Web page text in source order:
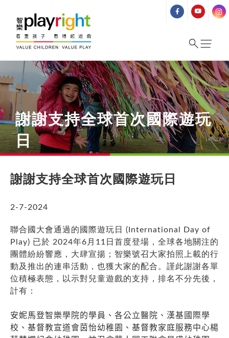
content
謝謝支持全球首次國際遊玩
日
謝謝支持全球首次國際遊玩日
2-7-2024
聯合國大會通過的國際遊玩日 (International Day of
Play) 已於 2024年6月11日首度登場，全球各地關注的
團體紛紛響應，大肆宣揚；智樂號召大家拍照上載的行
動及推出的連串活動，也獲大家的配合。謹此謝謝各單
位積極表態，以示對兒童遊戲的支持，排名不分先後，
計有：
安妮馬登智樂學院的學員、各公立醫院、漢基國際學
校、基督教宣道會茵怡幼稚園、基督教家庭服務中心楊